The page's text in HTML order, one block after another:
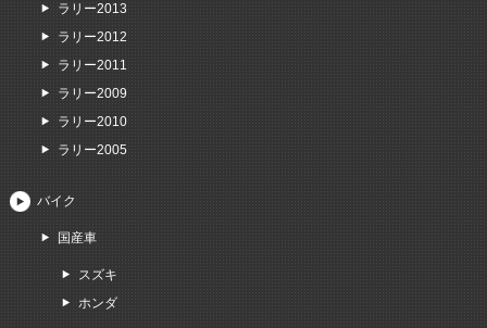
ラリー2013
ラリー2012
ラリー2011
ラリー2009
ラリー2010
ラリー2005
バイク
国産車
スズキ
ホンダ